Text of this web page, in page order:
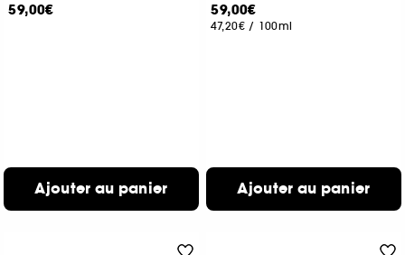
59,00€
Ajouter au panier
59,00€
47,20€ / 100ml
Ajouter au panier